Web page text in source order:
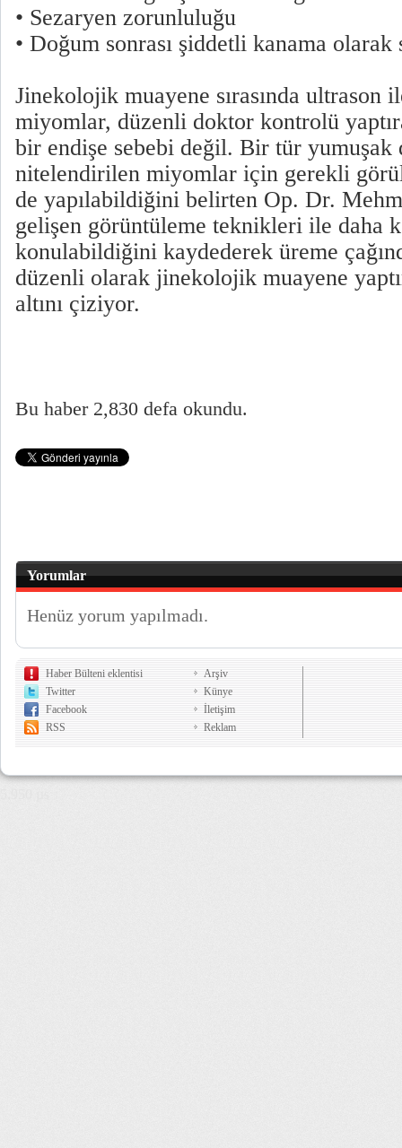
• Sezaryen zorunluluğu
• Doğum sonrası şiddetli kanama olarak
Jinekolojik muayene sırasında ultrason
miyomlar, düzenli doktor kontrolü
bir endişe sebebi değil. Bir tür
nitelendirilen miyomlar için gerekli
de yapılabildiğini belirten Op. Dr.
gelişen görüntüleme teknikleri ile daha
konulabildiğini kaydederek üreme
düzenli olarak jinekolojik muayene
altını çiziyor.
Bu haber 2,830 defa okundu.
Yorumlar
Henüz yorum yapılmadı.
Haber Bülteni eklentisi
Twitter
Facebook
RSS
Arşiv
Künye
İletişim
Reklam